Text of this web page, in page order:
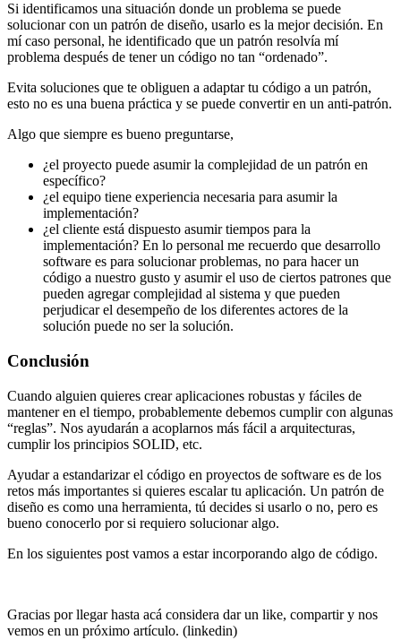
Si identificamos una situación donde un problema se puede
solucionar con un patrón de diseño, usarlo es la mejor decisión. En
mí caso personal, he identificado que un patrón resolvía mí
problema después de tener un código no tan “ordenado”.
Evita soluciones que te obliguen a adaptar tu código a un patrón,
esto no es una buena práctica y se puede convertir en un anti-patrón.
Algo que siempre es bueno preguntarse,
¿el proyecto puede asumir la complejidad de un patrón en
específico?
¿el equipo tiene experiencia necesaria para asumir la
implementación?
¿el cliente está dispuesto asumir tiempos para la
implementación? En lo personal me recuerdo que desarrollo
software es para solucionar problemas, no para hacer un
código a nuestro gusto y asumir el uso de ciertos patrones que
pueden agregar complejidad al sistema y que pueden
perjudicar el desempeño de los diferentes actores de la
solución puede no ser la solución.
Conclusión
Cuando alguien quieres crear aplicaciones robustas y fáciles de
mantener en el tiempo, probablemente debemos cumplir con algunas
“reglas”. Nos ayudarán a acoplarnos más fácil a arquitecturas,
cumplir los principios SOLID, etc.
Ayudar a estandarizar el código en proyectos de software es de los
retos más importantes si quieres escalar tu aplicación. Un patrón de
diseño es como una herramienta, tú decides si usarlo o no, pero es
bueno conocerlo por si requiero solucionar algo.
En los siguientes post vamos a estar incorporando algo de código.
Gracias por llegar hasta acá considera dar un like, compartir y nos
vemos en un próximo artículo. (linkedin)